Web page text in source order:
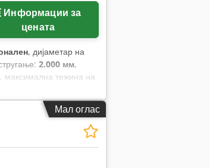
цената
, дијаметар на
2.000 мм,
, максимална тежина на
Мал оглас